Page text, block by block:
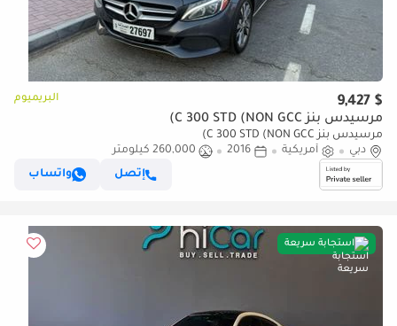
$ 9,427 البريميوم
مرسيدس بنز C 300 STD (NON GCC)
مرسيدس بنز C 300 STD (NON GCC)
دبي
أمريكية 2016
260,000 كيلومتر
إتصل
واتساب
استجابة سريعة